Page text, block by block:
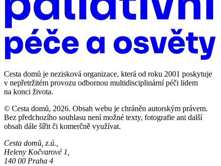
Cesta domů je nezisková organizace, která od roku 2001 poskytuje
v nepřetržitém provozu odbornou multidisciplinární péči lidem
na konci života.
© Cesta domů, 2026. Obsah webu je chráněn autorským právem.
Bez předchozího souhlasu není možné texty, fotografie ani další
obsah dále šířit či komerčně využívat.
Cesta domů, z.ú.,
Heleny Kočvarové 1,
140 00 Praha 4